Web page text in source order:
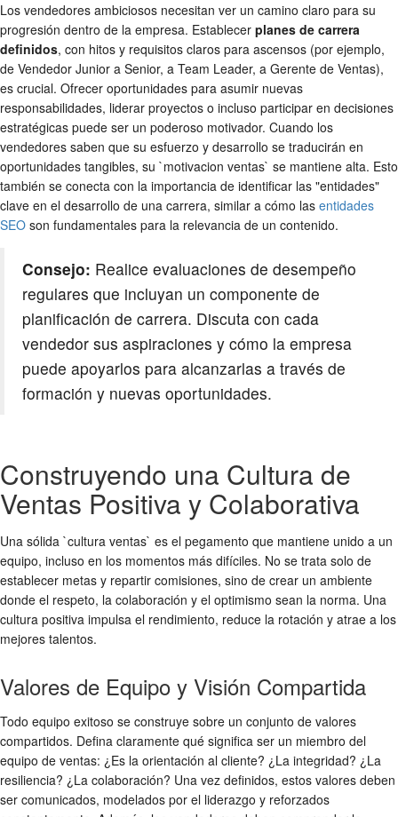
Los vendedores ambiciosos necesitan ver un camino claro para su
progresión dentro de la empresa. Establecer planes de carrera
definidos, con hitos y requisitos claros para ascensos (por ejemplo,
de Vendedor Junior a Senior, a Team Leader, a Gerente de Ventas),
es crucial. Ofrecer oportunidades para asumir nuevas
responsabilidades, liderar proyectos o incluso participar en decisiones
estratégicas puede ser un poderoso motivador. Cuando los
vendedores saben que su esfuerzo y desarrollo se traducirán en
oportunidades tangibles, su `motivacion ventas` se mantiene alta. Esto
también se conecta con la importancia de identificar las "entidades"
clave en el desarrollo de una carrera, similar a cómo las entidades
SEO son fundamentales para la relevancia de un contenido.
Consejo: Realice evaluaciones de desempeño
regulares que incluyan un componente de
planificación de carrera. Discuta con cada
vendedor sus aspiraciones y cómo la empresa
puede apoyarlos para alcanzarlas a través de
formación y nuevas oportunidades.
Construyendo una Cultura de
Ventas Positiva y Colaborativa
Una sólida `cultura ventas` es el pegamento que mantiene unido a un
equipo, incluso en los momentos más difíciles. No se trata solo de
establecer metas y repartir comisiones, sino de crear un ambiente
donde el respeto, la colaboración y el optimismo sean la norma. Una
cultura positiva impulsa el rendimiento, reduce la rotación y atrae a los
mejores talentos.
Valores de Equipo y Visión Compartida
Todo equipo exitoso se construye sobre un conjunto de valores
compartidos. Defina claramente qué significa ser un miembro del
equipo de ventas: ¿Es la orientación al cliente? ¿La integridad? ¿La
resiliencia? ¿La colaboración? Una vez definidos, estos valores deben
ser comunicados, modelados por el liderazgo y reforzados